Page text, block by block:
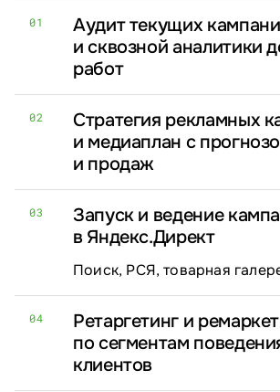
01
Аудит текущих
и сквозной аналитики
работ
02
Стратегия рекламных
и медиаплан с
и продаж
03
Запуск и ведение
в Яндекс.Директ
Поиск, РСЯ, товарная
04
Ретаргетинг и
по сегментам
клиентов